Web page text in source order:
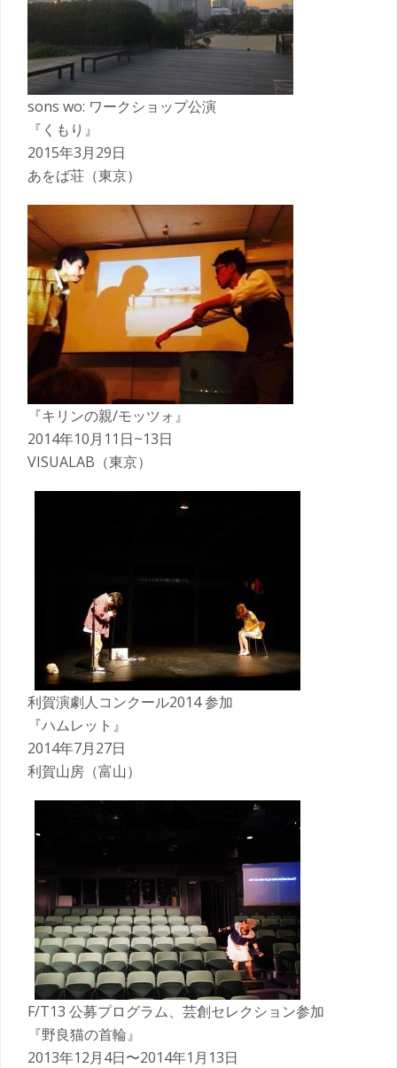
sons wo: ワークショップ公演
『くもり』
2015年3月29日
あをば荘（東京）
『キリンの親/モッツォ』
2014年10月11日~13日
VISUALAB（東京）
利賀演劇人コンクール2014 参加
『ハムレット』
2014年7月27日
利賀山房（富山）
F/T13 公募プログラム、芸創セレクション参加
『野良猫の首輪』
2013年12月4日〜2014年1月13日